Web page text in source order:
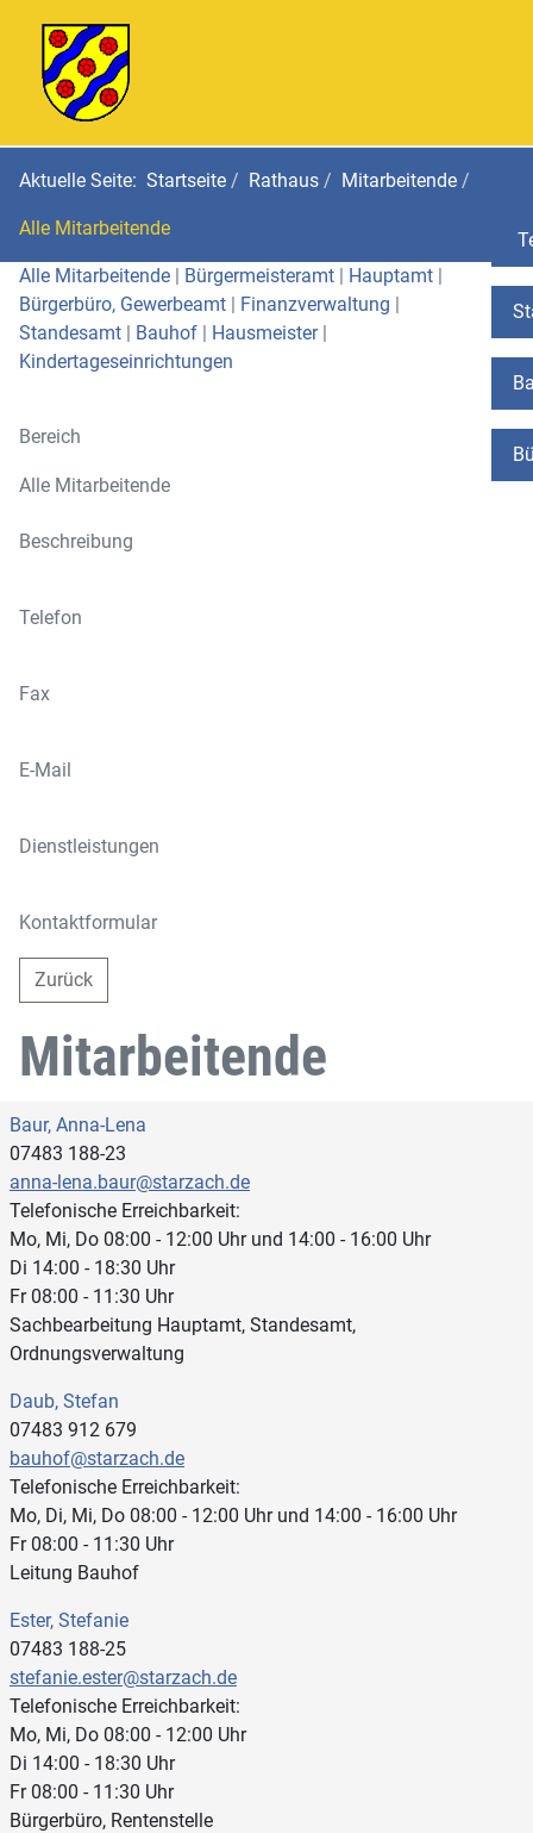
Aktuelle Seite: Startseite Rathaus Mitarbeitende
Alle Mitarbeitende
Alle Mitarbeitende | Bürgermeisteramt | Hauptamt |
Bürgerbüro, Gewerbeamt | Finanzverwaltung |
Standesamt | Bauhof | Hausmeister|
Kindertageseinrichtungen
Bereich
Alle Mitarbeitende
Beschreibung
Telefon
Fax
E-Mail
Dienstleistungen
Kontaktformular
Zurück
Mitarbeitende
Baur, Anna-Lena
07483 188-23
anna-lena.baur@starzach.de
Telefonische Erreichbarkeit:
Mo, Mi, Do 08:00 - 12:00 Uhr und 14:00 - 16:00 Uhr
Di 14:00 - 18:30 Uhr
Fr 08:00 - 11:30 Uhr
Sachbearbeitung Hauptamt, Standesamt,
Ordnungsverwaltung
Daub, Stefan
07483 912 679
bauhof@starzach.de
Telefonische Erreichbarkeit:
Mo, Di, Mi, Do 08:00 - 12:00 Uhr und 14:00 - 16:00 Uhr
Fr 08:00 - 11:30 Uhr
Leitung Bauhof
Ester, Stefanie
07483 188-25
stefanie.ester@starzach.de
Telefonische Erreichbarkeit:
Mo, Mi, Do 08:00 - 12:00 Uhr
Di 14:00 - 18:30 Uhr
Fr 08:00 - 11:30 Uhr
Bürgerbüro, Rentenstelle